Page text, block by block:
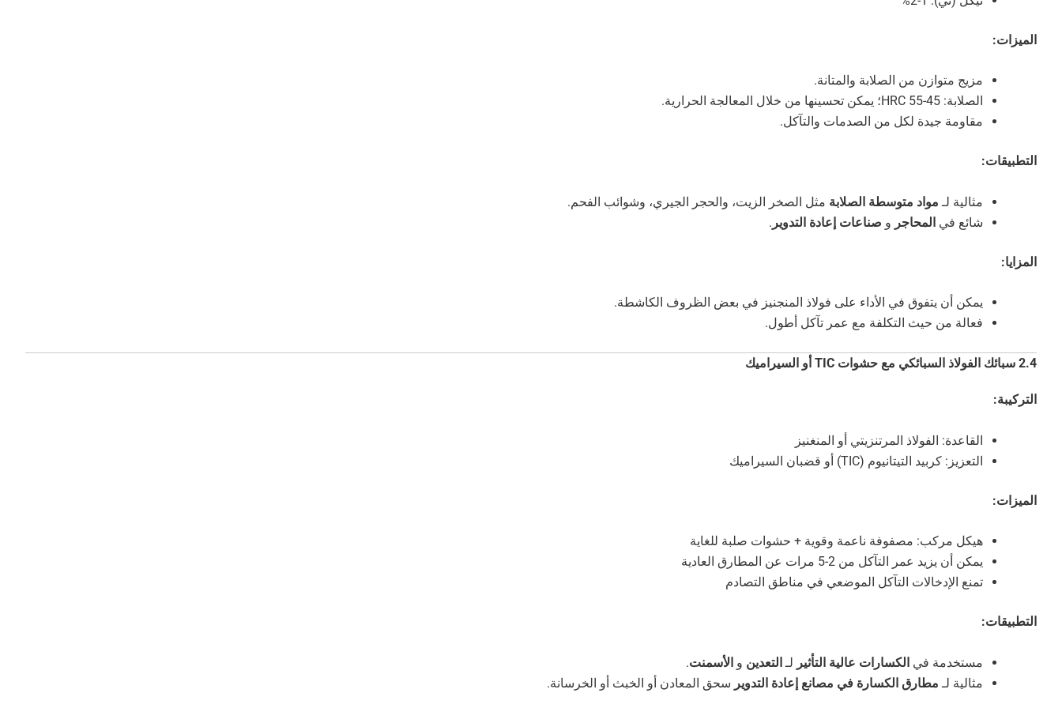
الميزات:
مزيج متوازن من الصلابة والمتانة.
الصلابة: 45-55 HRC؛ يمكن تحسينها من خلال المعالجة الحرارية.
مقاومة جيدة لكل من الصدمات والتآكل.
التطبيقات:
مثالية لـ مواد متوسطة الصلابة مثل الصخر الزيت، والحجر الجيري، وشوائب الفحم.
شائع في المحاجر و صناعات إعادة التدوير .
المزايا:
يمكن أن يتفوق في الأداء على فولاذ المنجنيز في بعض الظروف الكاشطة.
فعالة من حيث التكلفة مع عمر تآكل أطول.
2.4 سبائك الفولاذ السبائكي مع حشوات TIC أو السيراميك
التركيبة:
القاعدة: الفولاذ المرتنزيتي أو المنغنيز
التعزيز: كربيد التيتانيوم (TIC) أو قضبان السيراميك
الميزات:
هيكل مركب: مصفوفة ناعمة وقوية + حشوات صلبة للغاية
يمكن أن يزيد عمر التآكل من 2-5 مرات عن المطارق العادية
تمنع الإدخالات التآكل الموضعي في مناطق التصادم
التطبيقات:
مستخدمة في الكسارات عالية التأثير لـ التعدين و الأسمنت.
مثالية لـ مطارق الكسارة في مصانع إعادة التدوير سحق المعادن أو الخبث أو الخرسانة.